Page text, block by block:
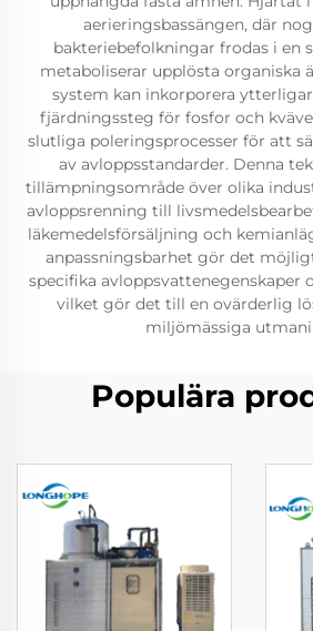
aerieringsbassängen, där
bakteriebefolkningar frodas i en
metaboliserar upplösta organiska
system kan inkorporera
fjärdningssteg för fosfor och
slutliga poleringsprocesser för att
av avloppsstandarder. Denna
tillämpningsområde över olika
avloppsrenning till
läkemedelsförsäljning och
anpassningsbarhet gör det
specifika avloppsvattenegenskaper
vilket gör det till en ovärderlig
miljömässiga
Populära